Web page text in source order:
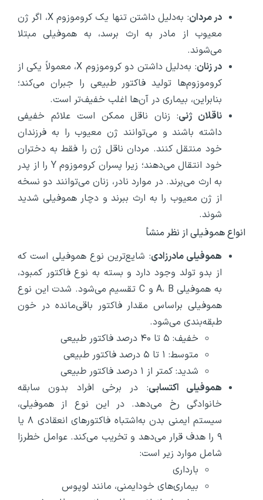
در مردان
: به‌دلیل داشتن تنها یک کروموزوم X، اگر ژن
معیوب از مادر به ارث برسد، به هموفیلی مبتلا
می‌شوند.
در زنان
: به‌دلیل داشتن دو کروموزوم X، معمولاً یکی از
کروموزوم‌ها تولید فاکتور طبیعی را جبران می‌کند؛
بنابراین، بیماری در آن‌ها اغلب خفیف‌تر است.
ناقلان ژنی: زنان ناقل ممکن است علائم خفیفی
داشته باشند و می‌توانند ژن معیوب را به فرزندان
خود منتقل کنند. مردان ناقل ژن را فقط به دختران
خود انتقال می‌دهند؛ زیرا پسران کروموزوم Y را از پدر
به ارث می‌برند. در موارد نادر، زنان می‌توانند دو نسخه
از ژن معیوب را به ارث ببرند و دچار هموفیلی شدید
شوند.
انواع هموفیلی از نظر منشأ
هموفیلی مادرزادی: شایع‌ترین نوع هموفیلی است که
از بدو تولد وجود دارد و بسته به نوع فاکتور کمبود،
به هموفیلی A، B و C تقسیم می‌شود. شدت این نوع
هموفیلی براساس مقدار فاکتور باقی‌مانده در خون
طبقه‌بندی می‌شود.
خفیف: ۵ تا ۴۰ درصد فاکتور طبیعی
متوسط: ۱ تا ۵ درصد فاکتور طبیعی
شدید: کمتر از ۱ درصد فاکتور طبیعی
هموفیلی اکتسابی: در برخی افراد بدون سابقه‌
خانوادگی رخ می‌دهد. در این نوع از هموفیلی،
سیستم ایمنی بدن به‌اشتباه فاکتورهای انعقادی ۸ یا
۹ را هدف قرار می‌دهد و تخریب می‌کند. عوامل خطرزا
شامل موارد زیر است:
بارداری
بیماری‌های خودایمنی، مانند لوپوس